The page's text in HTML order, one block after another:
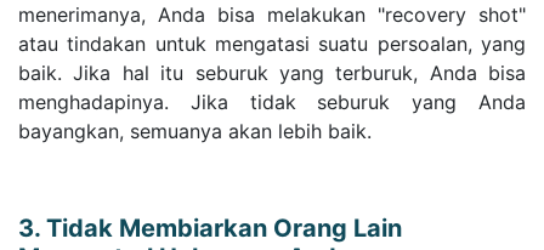
menerimanya, Anda bisa melakukan "recovery shot"
atau tindakan untuk mengatasi suatu persoalan, yang
baik. Jika hal itu seburuk yang terburuk, Anda bisa
menghadapinya. Jika tidak seburuk yang Anda
bayangkan, semuanya akan lebih baik.
3. Tidak Membiarkan Orang Lain